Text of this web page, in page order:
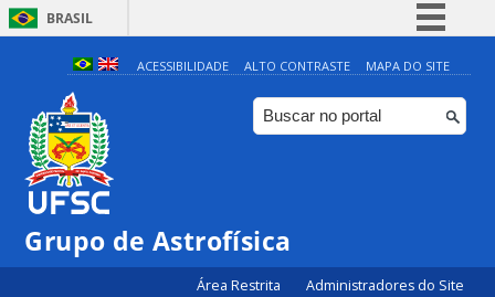
BRASIL
Simplifique!
Comunica BR
Participe
ACESSIBILIDADE ALTO CONTRASTE MAPA DO SITE
Grupo de Astrofísica
Área Restrita Administradores do Site